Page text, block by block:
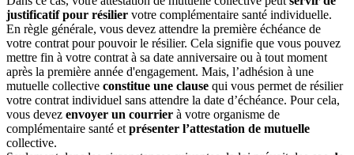
justificatif pour résilier votre complémentaire santé individuelle.
En règle générale, vous devez attendre la première échéance de
votre contrat pour pouvoir le résilier. Cela signifie que vous pouvez
mettre fin à votre contrat à sa date anniversaire ou à tout moment
après la première année d'engagement. Mais, l’adhésion à une
mutuelle collective constitue une clause qui vous permet de résilier
votre contrat individuel sans attendre la date d’échéance. Pour cela,
vous devez envoyer un courrier à votre organisme de
complémentaire santé et présenter l’attestation de mutuelle
collective.